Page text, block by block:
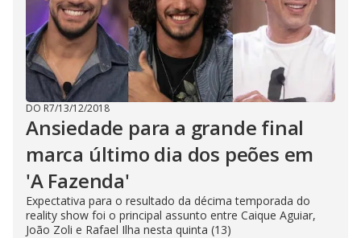
DO R7/13/12/2018
Ansiedade para a grande final
marca último dia dos peões em
'A Fazenda'
Expectativa para o resultado da décima temporada do
reality show foi o principal assunto entre Caique Aguiar,
João Zoli e Rafael Ilha nesta quinta (13)